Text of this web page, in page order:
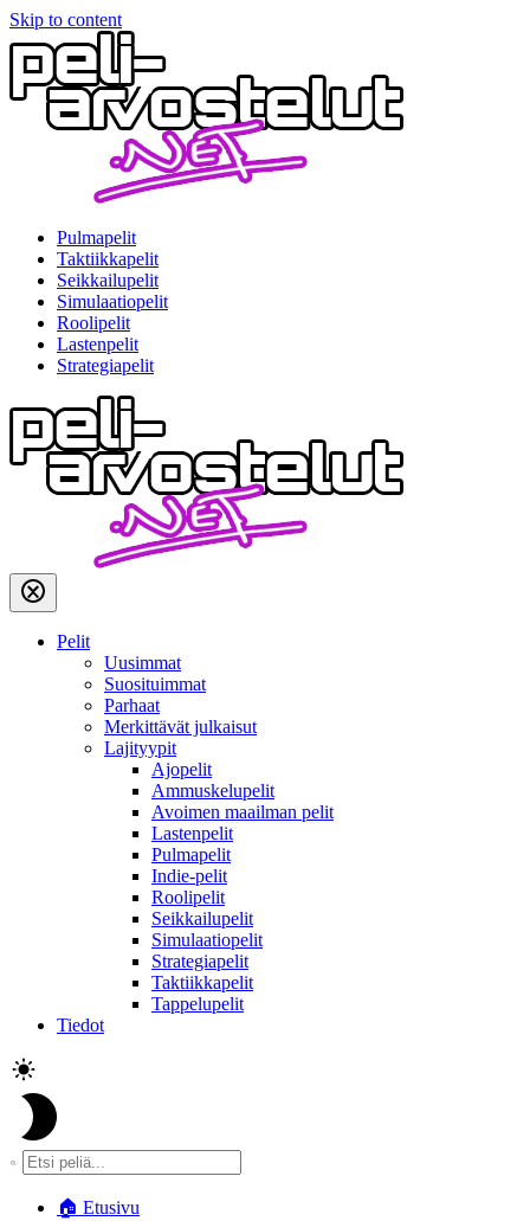
Skip to content
Pulmapelit
Taktiikkapelit
Seikkailupelit
Simulaatiopelit
Roolipelit
Lastenpelit
Strategiapelit
Pelit
Uusimmat
Suosituimmat
Parhaat
Merkittävät julkaisut
Lajityypit
Ajopelit
Ammuskelupelit
Avoimen maailman pelit
Lastenpelit
Pulmapelit
Indie-pelit
Roolipelit
Seikkailupelit
Simulaatiopelit
Strategiapelit
Taktiikkapelit
Tappelupelit
Tiedot
🏠 Etusivu